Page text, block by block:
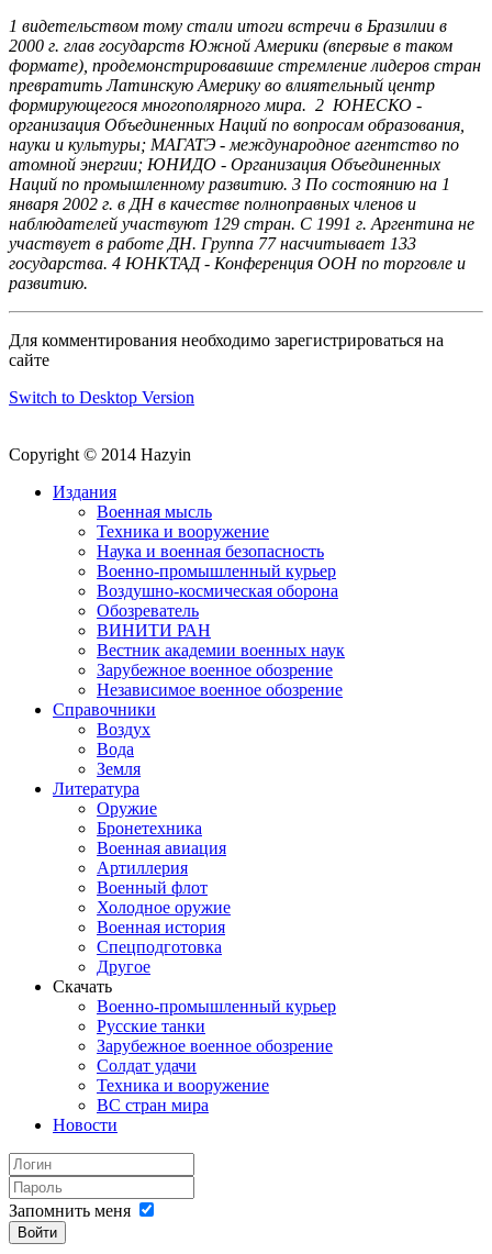
1 видетельством тому стали итоги встречи в Бразилии в
2000 г. глав государств Южной Америки (впервые в таком
формате), продемонстрировавшие стремление лидеров стран
превратить Латинскую Америку во влиятельный центр
формирующегося многополярного мира. 2 ЮНЕСКО -
организация Объединенных Наций по вопросам образования,
науки и культуры; МАГАТЭ - международное агентство по
атомной энергии; ЮНИДО - Организация Объединенных
Наций по промышленному развитию. 3 По состоянию на 1
января 2002 г. в ДН в качестве полноправных членов и
наблюдателей участвуют 129 стран. С 1991 г. Аргентина не
участвует в работе ДН. Группа 77 насчитывает 133
государства. 4 ЮНКТАД - Конференция ООН по торговле и
развитию.
Для комментирования необходимо зарегистрироваться на
сайте
Switch to Desktop Version
Copyright © 2014 Hazyin
Издания
Военная мысль
Техника и вооружение
Наука и военная безопасность
Военно-промышленный курьер
Воздушно-космическая оборона
Обозреватель
ВИНИТИ РАН
Вестник академии военных наук
Зарубежное военное обозрение
Независимое военное обозрение
Справочники
Воздух
Вода
Земля
Литература
Оружие
Бронетехника
Военная авиация
Артиллерия
Военный флот
Холодное оружие
Военная история
Спецподготовка
Другое
Скачать
Военно-промышленный курьер
Русские танки
Зарубежное военное обозрение
Солдат удачи
Техника и вооружение
ВС стран мира
Новости
Запомнить меня
Войти